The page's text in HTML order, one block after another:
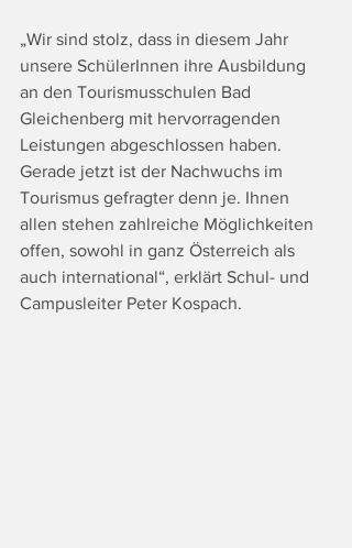
„Wir sind stolz, dass in diesem Jahr
unsere SchülerInnen ihre Ausbildung
an den Tourismusschulen Bad
Gleichenberg mit hervorragenden
Leistungen abgeschlossen haben.
Gerade jetzt ist der Nachwuchs im
Tourismus gefragter denn je. Ihnen
allen stehen zahlreiche Möglichkeiten
offen, sowohl in ganz Österreich als
auch international“, erklärt Schul- und
Campusleiter Peter Kospach.